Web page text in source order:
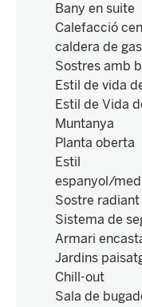
Bany en suite
Calefacció
caldera de
Sostres amb
Estil de vida
Estil de Vida
Muntanya
Planta oberta
Estil
espanyol/
Sostre radiant
Sistema de
Armari
Jardins
Chill-out
Sala de